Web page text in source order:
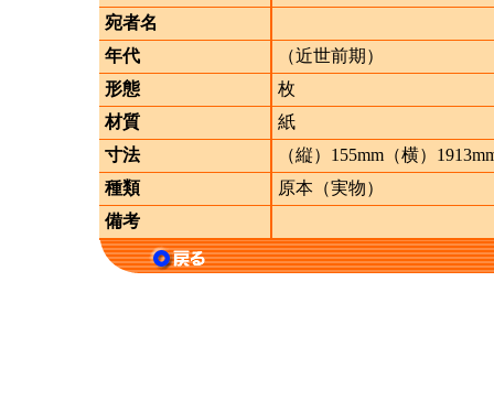
宛者名
年代
（近世前期）
形態
枚
材質
紙
寸法
（縦）155mm（横）
種類
原本（実物）
備考